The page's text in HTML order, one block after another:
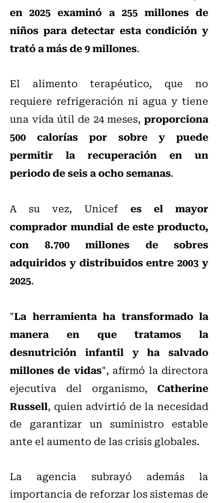
en 2025 examinó a 255 millones de
niños para detectar esta condición y
trató a más de 9 millones.
El alimento terapéutico, que no
requiere refrigeración ni agua y tiene
una vida útil de 24 meses, proporciona
500 calorías por sobre y puede
permitir la recuperación en un
periodo de seis a ocho semanas.
A su vez, Unicef es el mayor
comprador mundial de este producto,
con 8.700 millones de sobres
adquiridos y distribuidos entre 2003 y
2025.
"La herramienta ha transformado la
manera en que tratamos la
desnutrición infantil y ha salvado
millones de vidas", afirmó la directora
ejecutiva del organismo, Catherine
Russell, quien advirtió de la necesidad
de garantizar un suministro estable
ante el aumento de las crisis globales.
La agencia subrayó además la
importancia de reforzar los sistemas de